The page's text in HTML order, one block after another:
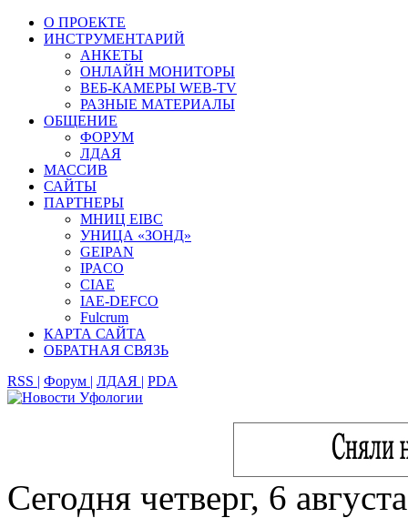
О ПРОЕКТЕ
ИНСТРУМЕНТАРИЙ
АНКЕТЫ
ОНЛАЙН МОНИТОРЫ
ВЕБ-КАМЕРЫ WEB-TV
РАЗНЫЕ МАТЕРИАЛЫ
ОБЩЕНИЕ
ФОРУМ
ЛДАЯ
МАССИВ
САЙТЫ
ПАРТНЕРЫ
МНИЦ EIBC
УНИЦА «ЗОНД»
GEIPAN
IPACO
CIAE
IAE-DEFCO
Fulcrum
КАРТА САЙТА
ОБРАТНАЯ СВЯЗЬ
RSS | Форум | ЛДАЯ | PDA
Сегодня четверг, 6